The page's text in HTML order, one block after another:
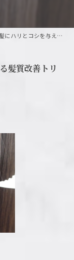
を与える髪質改善トリートメントをご存...
髪質改善トリ